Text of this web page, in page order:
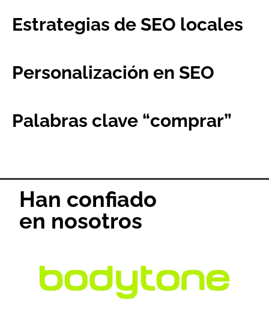
Estrategias de SEO locales
Personalización en SEO
Palabras clave “comprar”
Han confiado
en nosotros